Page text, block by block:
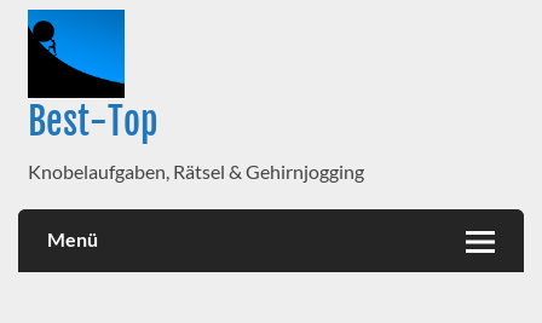
Best-Top
Knobelaufgaben, Rätsel & Gehirnjogging
Menü